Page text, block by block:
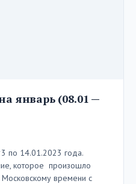
январь (08.01 —
по 14.01.2023 года.
которое произошло
времени с